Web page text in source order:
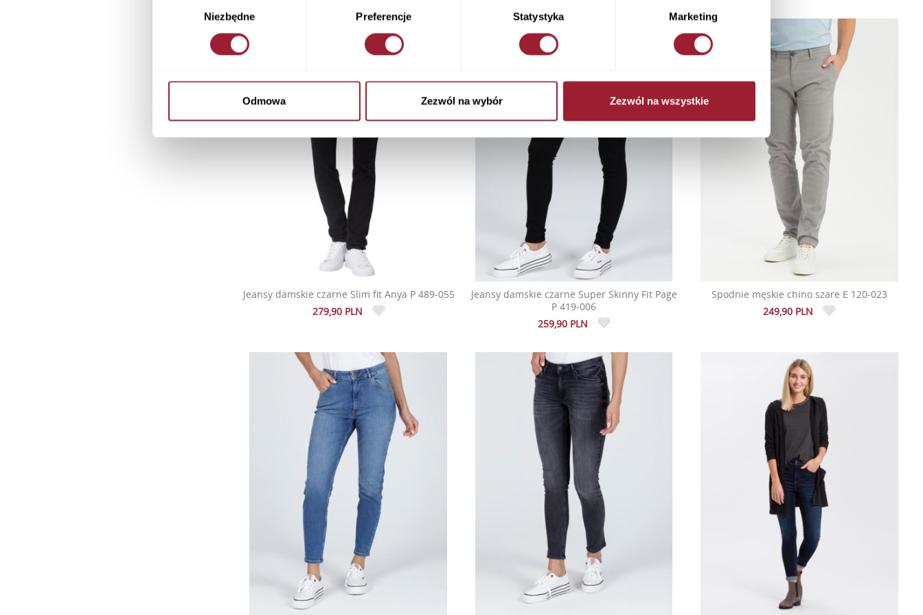
Niezbędne Preferencje Statystyka Marketing
Odmowa Zezwól na wybór Zezwól na wszystkie
Jeansy damskie czarne Slim fit Anya P 489-055
279,90 PLN
Jeansy damskie czarne Super Skinny Fit Page
P 419-006
259,90 PLN
Spodnie męskie chino szare E 120-023
249,90 PLN